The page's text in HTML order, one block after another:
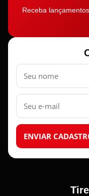
Receba
Nome
E-
mail
ENVIAR